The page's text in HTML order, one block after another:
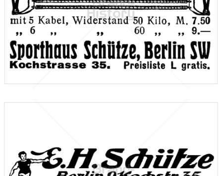
Sporthaus E. H. Schütze, Berlin
Sporthaus E. H. Schütze, Berlin
1912